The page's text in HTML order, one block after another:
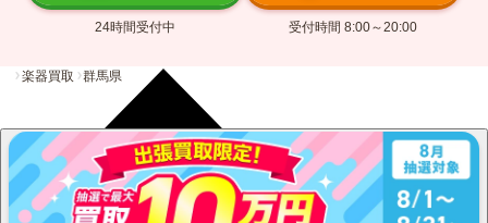
24時間受付中 受付時間 8:00～20:00
楽器買取 群馬県